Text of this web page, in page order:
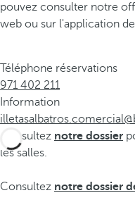
pouvez consulter notre
web ou sur l'application
Téléphone réservations
971 402 211
Information
Consultez notre dossier
les salles.
Consultez notre dossier